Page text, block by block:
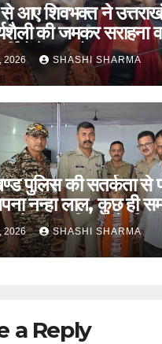
आए शिवभक्त ने
की जमकर सराहना व
के सहयोगात्मक
2026 SHASHI SHARMA
पुलिस की सतर्कता से
नन्हा लाल, कुछ ही
परिजनों के किया
2026 SHASHI SHARMA
a Reply